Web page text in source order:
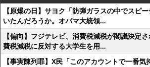
【原爆の日】サヨク「防弾ガラスの中でスピ
いたんだろうか。オバマ大統領...
【偏向】フジテレビ、消費税減税が閣議決定
費税減税に反対する大学生を用...
【事実陳列罪】X民「このアカウントで一番気